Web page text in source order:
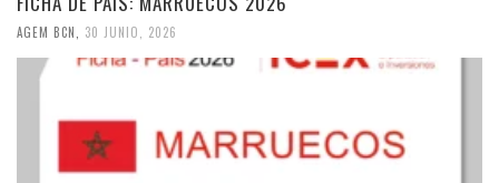
AGEM BCN 30 JUNIO, 2026